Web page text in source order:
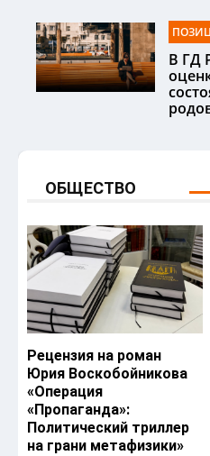
В ГД
ОБЩЕСТВО
Рецензия на роман
Юрия Воскобойникова
«Операция
«Пропаганда»:
Политический триллер
на грани метафизики»